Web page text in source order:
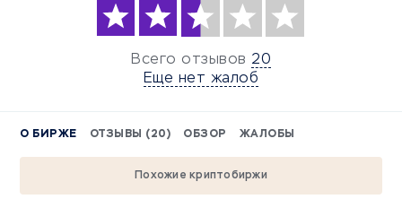
Всего отзывов 20
Еще нет жалоб
О БИРЖЕ ОТЗЫВЫ (20) ОБЗОР ЖАЛОБЫ
Похожие криптобиржи